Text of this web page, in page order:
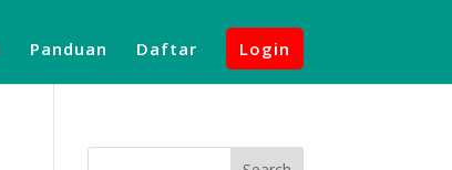
Panduan Daftar Login